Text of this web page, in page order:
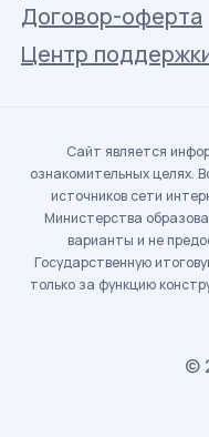
Договор-оферта
Центр
Сайт является
ознакомительных целях.
источников сети
Министерства
варианты и не
Государственную
только за функцию
©